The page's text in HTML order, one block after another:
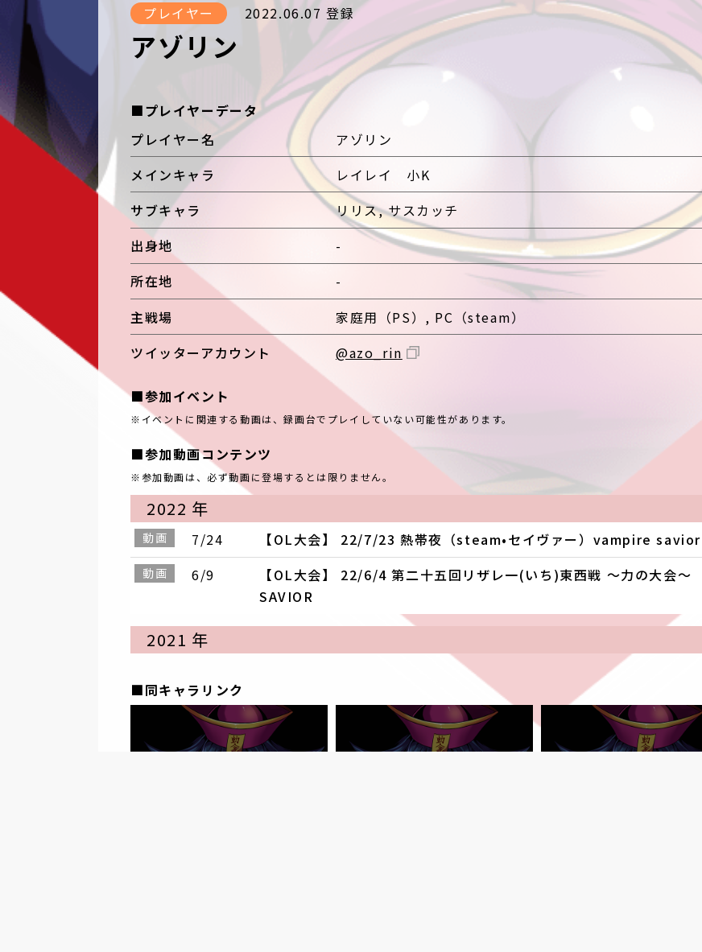
プレイヤー 2022.06.07 登録
アゾリン
■プレイヤーデータ
プレイヤー名
アゾリン
メインキャラ
レイレイ 小K
サブキャラ
リリス, サスカッチ
出身地
-
所在地
-
主戦場
家庭用（PS）, PC（steam）
ツイッターアカウント
@azo_rin
■参加イベント
※イベントに関連する動画は、録画台でプレイしていない可能性があります。
■参加動画コンテンツ
※参加動画は、必ず動画に登場するとは限りません。
2022 年
動画 7/24 【OL大会】 22/7/23 熱帯夜（steam•セイヴァー）vampire
動画 6/9
【OL大会】 22/6/4 第二十五回リザレ一(いち)東西戦 〜力の大会〜
SAVIOR
2021 年
■同キャラリンク